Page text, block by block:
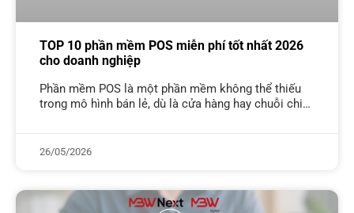
TOP 10 phần mềm POS miễn phí tốt nhất 2026
cho doanh nghiệp
Phần mềm POS là một phần mềm không thể thiếu
trong mô hình bán lẻ, dù là cửa hàng hay chuỗi chi
26/05/2026